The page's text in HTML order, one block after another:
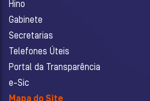
Hino
Gabinete
Secretarias
Telefones Úteis
Portal da Transparência
e-Sic